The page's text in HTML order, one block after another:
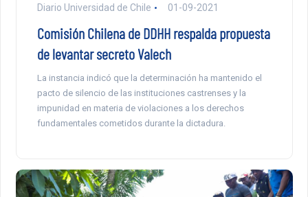
Diario Universidad de Chile 01-09-2021
Comisión Chilena de DDHH respalda propuesta
de levantar secreto Valech
La instancia indicó que la determinación ha mantenido el
pacto de silencio de las instituciones castrenses y la
impunidad en materia de violaciones a los derechos
fundamentales cometidos durante la dictadura.